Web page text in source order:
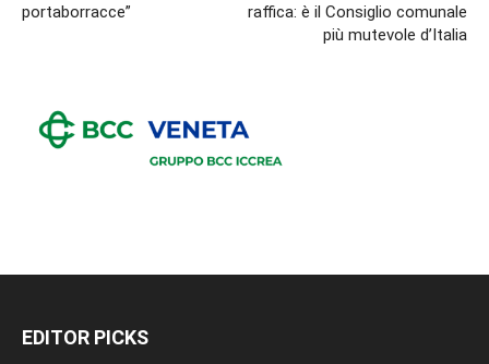
portaborracce”
raffica: è il Consiglio comunale
più mutevole d’Italia
EDITOR PICKS